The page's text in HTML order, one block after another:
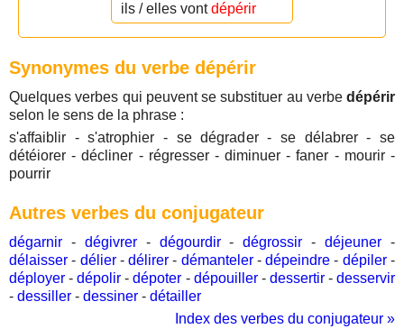
ils / elles vontdépérir
Synonymes du verbe dépérir
Quelques verbes qui peuvent se substituer au verbe dépérir
selon le sens de la phrase :
s'affaiblir - s'atrophier - se dégrader - se délabrer - se
détéiorer - décliner - régresser - diminuer - faner - mourir -
pourrir
Autres verbes du conjugateur
dégarnir - dégivrer- dégourdir-dégrossir -déjeuner -
délaisser - délier-délirer - démanteler-dépeindre - dépiler-
déployer -dépolir -dépoter - dépouiller- dessertir-desservir
- dessiller - dessiner - détailler
Index des verbes du conjugateur »